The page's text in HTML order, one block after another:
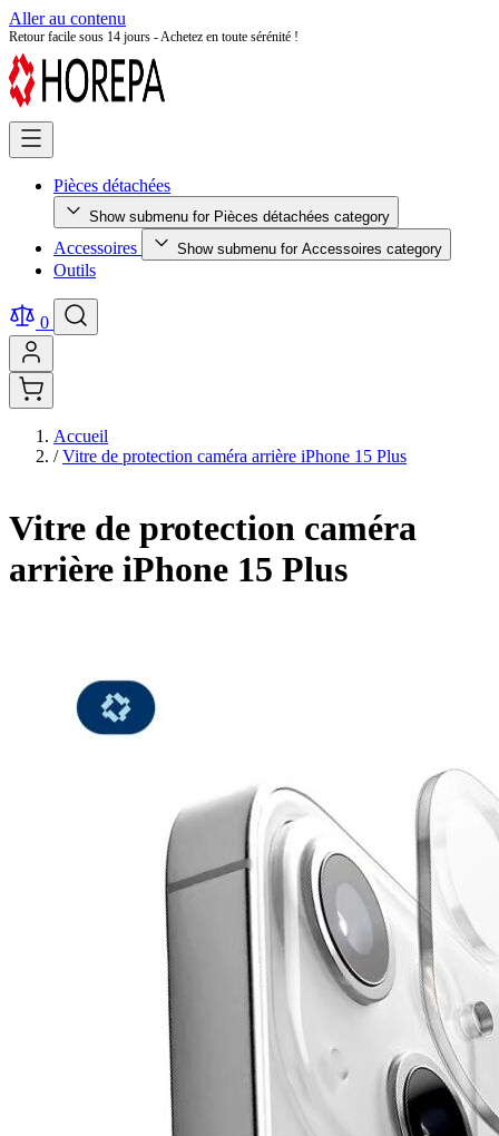
Aller au contenu
Retour facile sous 14 jours - Achetez en toute sérénité !
Pièces détachées
Show submenu for Pièces détachées category
Accessoires Show submenu for Accessoires category
Outils
0
Accueil
/ Vitre de protection caméra arrière iPhone 15 Plus
Vitre de protection caméra
arrière iPhone 15 Plus